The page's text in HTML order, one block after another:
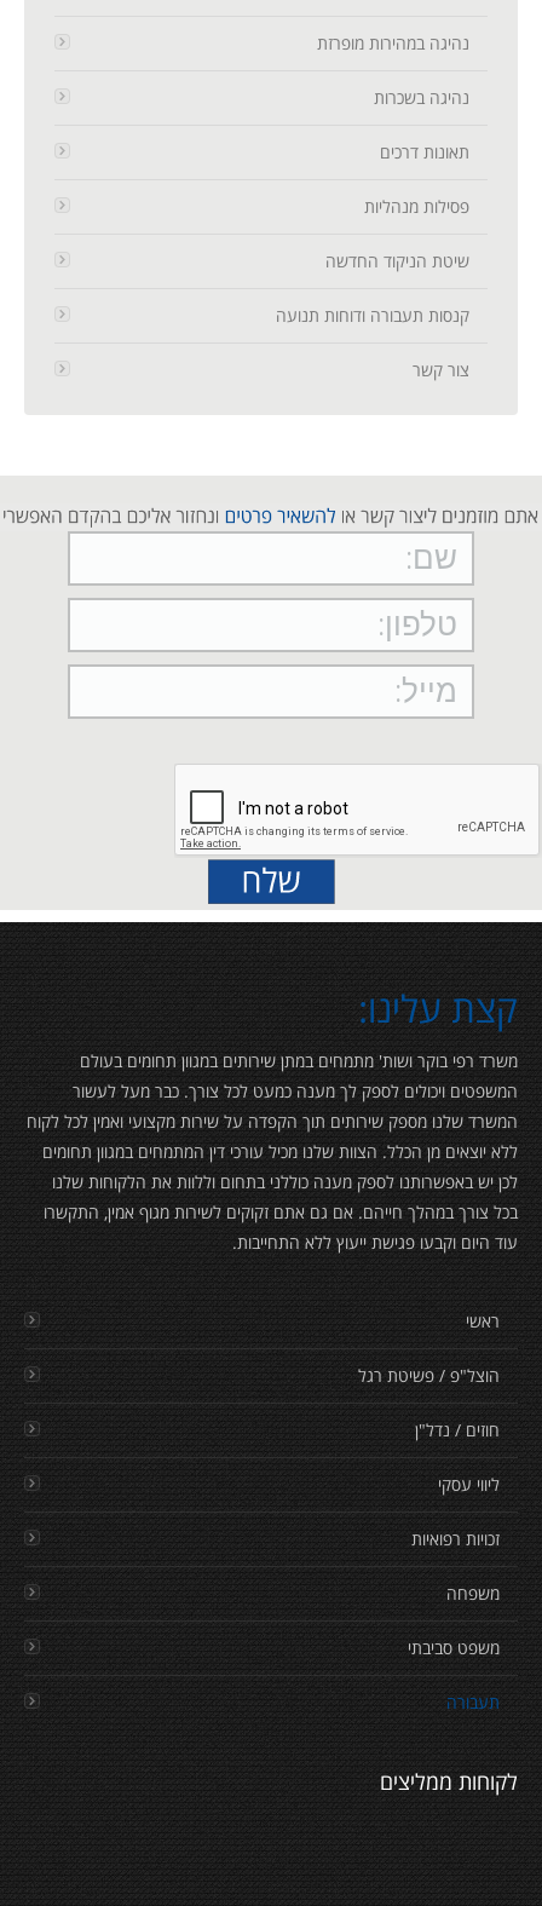
נהיגה במהירות מופרזת
נהיגה בשכרות
תאונות דרכים
פסילות מנהליות
שיטת הניקוד החדשה
קנסות תעבורה ודוחות תנועה
צור קשר
קצת עלינו:
משרד רפי בוקר ושות' מתמחים במתן שירותים במגוון תחומים בעולם
המשפטים ויכולים לספק לך מענה כמעט לכל צורך. כבר מעל לעשור
המשרד שלנו מספק שירותים תוך הקפדה על שירות מקצועי ואמין לכל לקוח
ללא יוצאים מן הכלל. הצוות שלנו מכיל עורכי דין המתמחים במגוון תחומים
לכן יש באפשרותנו לספק מענה כוללני בתחום וללוות את הלקוחות שלנו
בכל צורך במהלך חייהם. אם גם אתם זקוקים לשירות מגוף אמין, התקשרו
עוד היום וקבעו פגישת ייעוץ ללא התחייבות.
ראשי
הוצל"פ / פשיטת רגל
חוזים / נדל"ן
ליווי עסקי
זכויות רפואיות
משפחה
משפט סביבתי
תעבורה
לקוחות ממליצים